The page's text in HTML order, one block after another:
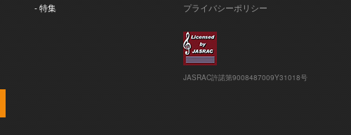
- 特集
プライバシーポリシー
JASRAC許諾第9008487009Y31018号